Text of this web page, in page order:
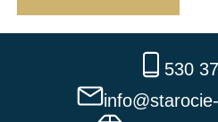
530